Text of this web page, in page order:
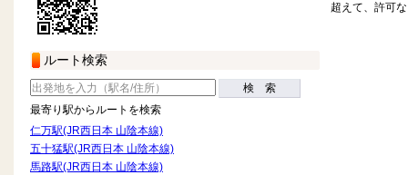
ルート検索
検 索
最寄り駅からルートを検索
仁万駅(JR西日本 山陰本線)
五十猛駅(JR西日本 山陰本線)
馬路駅(JR西日本 山陰本線)
超えて、許可